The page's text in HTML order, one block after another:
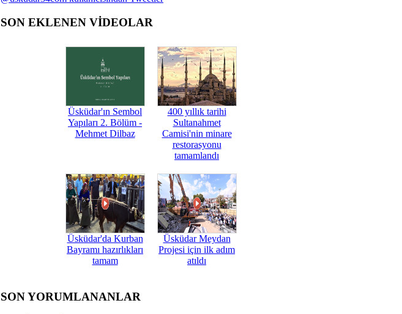
SON EKLENEN VİDEOLAR
Üsküdar'ın Sembol
Yapıları 2. Bölüm -
Mehmet Dilbaz
400 yıllık tarihi
Sultanahmet
Camisi'nin minare
restorasyonu
tamamlandı
Üsküdar'da Kurban
Bayramı hazırlıkları
tamam
Üsküdar Meydan
Projesi için ilk adım
atıldı
SON YORUMLANANLAR